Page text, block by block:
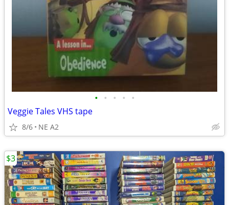
• • • • •
Veggie Tales VHS tape
8/6 NE A2
$3